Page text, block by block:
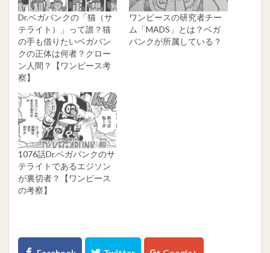
Dr.ベガパンクの「猫（サ
テライト）」って誰？猫
の手も借りたいベガパン
クの正体は何者？クロー
ン人間？【ワンピース考
察】
ワンピースの研究者チー
ム「MADS」とは？ベガ
パンクが所属している？
1076話Dr.ベガパンクのサ
テライトであるエジソン
が裏切者？【ワンピース
の考察】